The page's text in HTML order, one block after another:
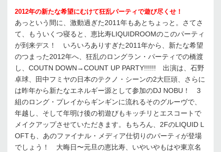
2012年の新たな希望にむけて狂乱パーティで遊び尽くせ！
あっという間に、激動過ぎた2011年もあとちょっと。さてさ
て、もういくつ寝ると、恵比寿LIQUIDROOMのこのパーティ
が到来デス！ いろいろありすぎた2011年から、新たな希望
のつまった2012年へ、狂乱のロングラン・パーティでの橋渡
し、COUTN DOWN→COUNT UP PARTY!!!!!! 出演は、石野
卓球、田中フミヤの日本のテクノ・シーンの2大巨頭、さらに
は昨年から新たなエネルギー源として参加のDJ NOBU！ 3
組のロング・プレイからギンギンに流れるそのグルーヴで、
年越し、そして年明け後の初遊びもキッチリとエスコートで
メイクアップさせていただきます。もちろん、2FのLIQUID L
OFTも、あのファイナル・メディア仕切りのパーティが登場
でしょう！ 大晦日〜元旦の恵比寿、いやいやもはや東京名